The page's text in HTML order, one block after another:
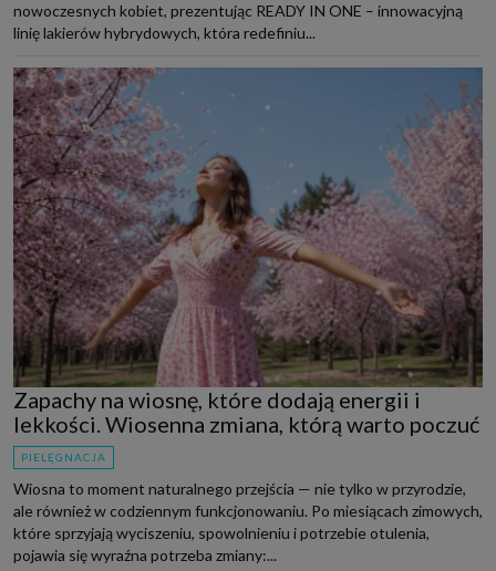
nowoczesnych kobiet, prezentując READY IN ONE – innowacyjną
linię lakierów hybrydowych, która redefiniu...
Zapachy na wiosnę, które dodają energii i
lekkości. Wiosenna zmiana, którą warto poczuć
PIELĘGNACJA
Wiosna to moment naturalnego przejścia — nie tylko w przyrodzie,
ale również w codziennym funkcjonowaniu. Po miesiącach zimowych,
które sprzyjają wyciszeniu, spowolnieniu i potrzebie otulenia,
pojawia się wyraźna potrzeba zmiany:...